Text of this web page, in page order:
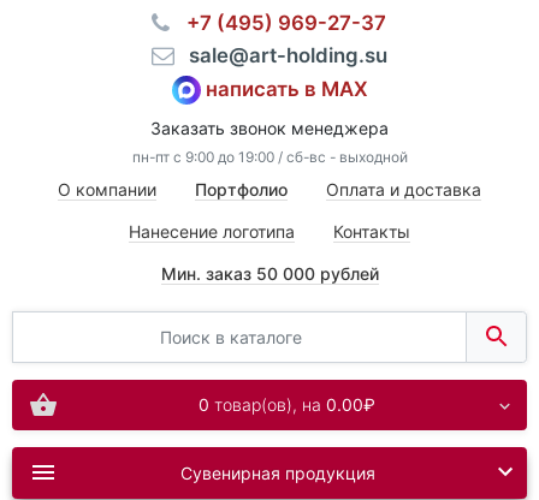
⠀+7 (495) 969-27-37
⠀sale@art-holding.su
написать в MAX
Заказать звонок менеджера
пн-пт с 9:00 до 19:00 / сб-вс - выходной
О компании Портфолио Оплата и доставка
Нанесение логотипа Контакты
Мин. заказ 50 000 рублей
0 товар(ов), на 0.00₽
Сувенирная продукция